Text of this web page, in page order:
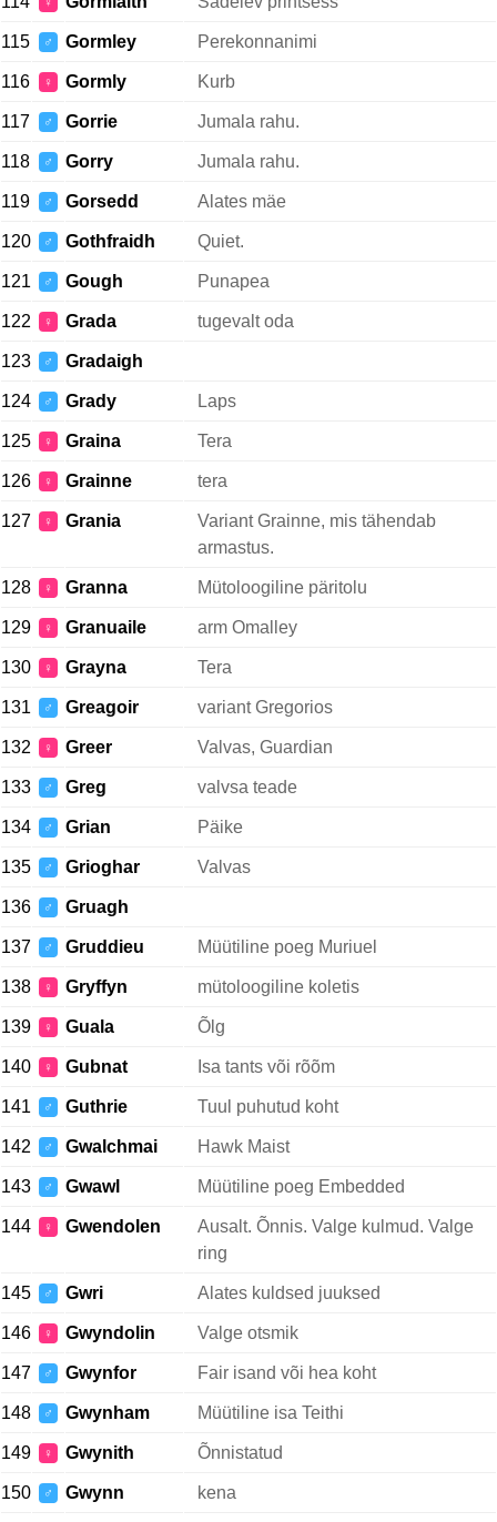
115 ♂ Gormley Perekonnanimi
116 ♀ Gormly Kurb
117 ♂ Gorrie Jumala rahu.
118 ♂ Gorry Jumala rahu.
119 ♂ Gorsedd Alates mäe
120 ♂ Gothfraidh Quiet.
121 ♂ Gough Punapea
122 ♀ Grada tugevalt oda
123 ♂ Gradaigh
124 ♂ Grady Laps
125 ♀ Graina Tera
126 ♀ Grainne tera
127 ♀ Grania
Variant Grainne, mis tähendab
armastus.
128 ♀ Granna Mütoloogiline päritolu
129 ♀ Granuaile arm Omalley
130 ♀ Grayna Tera
131 ♂ Greagoir variant Gregorios
132 ♀ Greer Valvas, Guardian
133 ♂ Greg valvsa teade
134 ♂ Grian Päike
135 ♂ Grioghar Valvas
136 ♂ Gruagh
137 ♂ Gruddieu Müütiline poeg Muriuel
138 ♀ Gryffyn mütoloogiline koletis
139 ♀ Guala Õlg
140 ♀ Gubnat Isa tants või rõõm
141 ♂ Guthrie Tuul puhutud koht
142 ♂ Gwalchmai Hawk Maist
143 ♂ Gwawl Müütiline poeg Embedded
144 ♀ Gwendolen
Ausalt. Õnnis. Valge kulmud. Valge
ring
145 ♂ Gwri Alates kuldsed juuksed
146 ♀ Gwyndolin Valge otsmik
147 ♂ Gwynfor Fair isand või hea koht
148 ♂ Gwynham Müütiline isa Teithi
149 ♀ Gwynith Õnnistatud
150 ♂ Gwynn kena